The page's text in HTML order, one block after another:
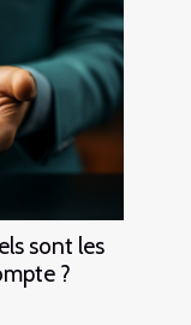
sont les
?